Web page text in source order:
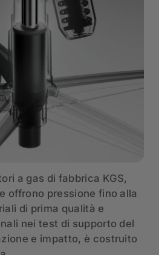
a gas di fabbrica KGS,
offrono pressione fino alla
di prima qualità e
nei test di supporto del
e impatto, è costruito